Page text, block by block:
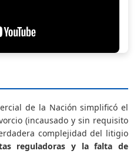
de la Nación simplificó el
(incausado y sin requisito
complejidad del litigio
reguladoras y la falta de